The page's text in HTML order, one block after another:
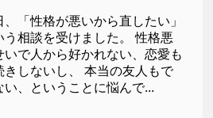
、「性格が悪いから直したい」
う相談を受けました。 性格悪
いで人から好かれない、恋愛も
きしないし、 本当の友人もで
い、ということに悩んで...